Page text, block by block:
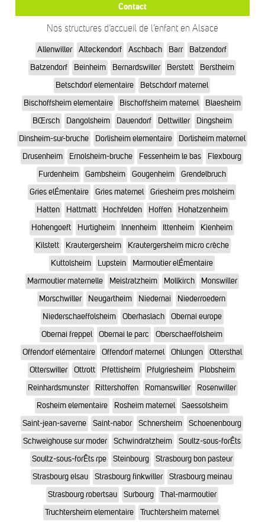
Contact
Nos structures d’accueil de l’enfant en Alsace
Allenwiller Alteckendorf Aschbach Barr
Batzendorf
Batzendorf
Beinheim Bernardswiller Berstett
Berstheim
Betschdorf elementaire
Betschdorf maternel
Bischoffsheim elementaire
Bischoffsheim maternel
Blaesheim
BŒrsch
Dangolsheim Dauendorf Dettwiller
Dingsheim
Dinsheim-sur-bruche
Dorlisheim elementaire
Dorlisheim maternel
Drusenheim
Ernolsheim-bruche Fessenheim le bas
Flexbourg
Furdenheim
Gambsheim Gougenheim
Grendelbruch
Gries elÉmentaire
Gries maternel
Griesheim pres molsheim
Hatten
Hattmatt Hochfelden Hoffen
Hohatzenheim
Hohengoeft
Hurtigheim Innenheim Ittenheim
Kienheim
Kilstett
Krautergersheim
Krautergersheim micro crèche
Kuttolsheim
Lupstein
Marmoutier elÉmentaire
Marmoutier maternelle
Meistratzheim Mollkirch
Monswiller
Morschwiller
Neugartheim Niedernai
Niederroedern
Niederschaeffolsheim
Oberhaslach
Obernai europe
Obernai freppel
Obernai le parc
Oberschaeffolsheim
Offendorf elémentaire
Offendorf maternel Ohlungen
Ottersthal
Otterswiller
Ottrott Pfettisheim Pfulgriesheim
Plobsheim
Reinhardsmunster
Rittershoffen Romanswiller
Rosenwiller
Rosheim elementaire
Rosheim maternel
Saessolsheim
Saint-jean-saverne
Saint-nabor Schnersheim
Schoenenbourg
Schweighouse sur moder
Schwindratzheim
Soultz-sous-forÊts
Soultz-sous-forÊts rpe
Steinbourg
Strasbourg bon pasteur
Strasbourg elsau
Strasbourg finkwiller
Strasbourg meinau
Strasbourg robertsau
Surbourg
Thal-marmoutier
Truchtersheim elementaire
Truchtersheim maternel